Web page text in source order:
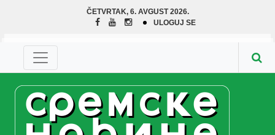
ČETVRTAK, 6. AVGUST 2026.
ULOGUJ SE